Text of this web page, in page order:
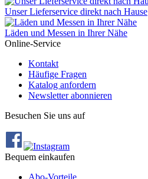
Unser Lieferservice direkt nach Hause
Läden und Messen in Ihrer Nähe
Online-Service
Kontakt
Häufige Fragen
Katalog anfordern
Newsletter abonnieren
Besuchen Sie uns auf
Bequem einkaufen
Abo‐Vorteile